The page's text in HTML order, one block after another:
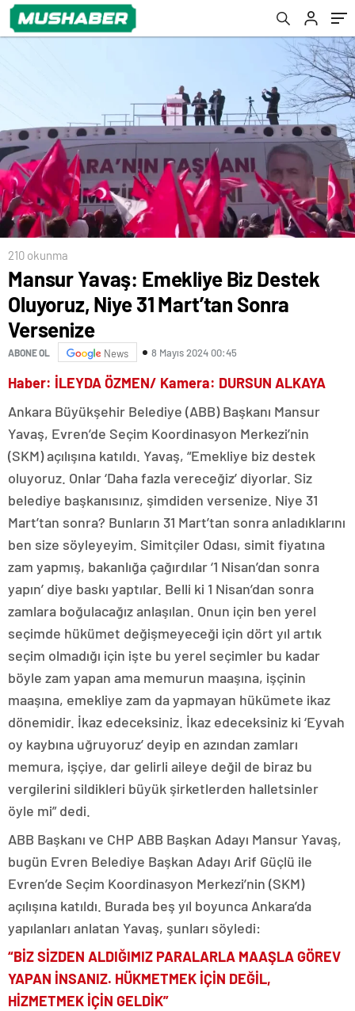
210 okunma
Mansur Yavaş: Emekliye Biz Destek
Oluyoruz, Niye 31 Mart’tan Sonra
Versenize
ABONE OL News 8 Mayıs 2024 00:45
Haber: İLEYDA ÖZMEN/ Kamera: DURSUN ALKAYA
Ankara Büyükşehir Belediye (ABB) Başkanı Mansur
Yavaş, Evren’de Seçim Koordinasyon Merkezi’nin
(SKM) açılışına katıldı. Yavaş, “Emekliye biz destek
oluyoruz. Onlar ‘Daha fazla vereceğiz’ diyorlar. Siz
belediye başkanısınız, şimdiden versenize. Niye 31
Mart’tan sonra? Bunların 31 Mart’tan sonra anladıklarını
ben size söyleyeyim. Simitçiler Odası, simit fiyatına
zam yapmış, bakanlığa çağırdılar ‘1 Nisan’dan sonra
yapın’ diye baskı yaptılar. Belli ki 1 Nisan’dan sonra
zamlara boğulacağız anlaşılan. Onun için ben yerel
seçimde hükümet değişmeyeceği için dört yıl artık
seçim olmadığı için işte bu yerel seçimler bu kadar
böyle zam yapan ama memurun maaşına, işçinin
maaşına, emekliye zam da yapmayan hükümete ikaz
dönemidir. İkaz edeceksiniz. İkaz edeceksiniz ki ‘Eyvah
oy kaybına uğruyoruz’ deyip en azından zamları
memura, işçiye, dar gelirli aileye değil de biraz bu
vergilerini sildikleri büyük şirketlerden halletsinler
öyle mi” dedi.
ABB Başkanı ve CHP ABB Başkan Adayı Mansur Yavaş,
bugün Evren Belediye Başkan Adayı Arif Güçlü ile
Evren’de Seçim Koordinasyon Merkezi’nin (SKM)
açılışına katıldı. Burada beş yıl boyunca Ankara’da
yapılanları anlatan Yavaş, şunları söyledi:
“BİZ SİZDEN ALDIĞIMIZ PARALARLA MAAŞLA GÖREV
YAPAN İNSANIZ. HÜKMETMEK İÇİN DEĞİL,
HİZMETMEK İÇİN GELDİK”